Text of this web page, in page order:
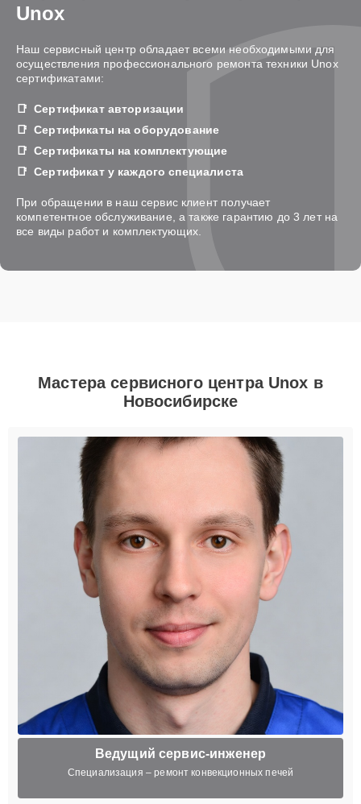
Unox
Наш сервисный центр обладает всеми необходимыми для
осуществления профессионального ремонта техники Unox
сертификатами:
Сертификат авторизации
Сертификаты на оборудование
Сертификаты на комплектующие
Сертификат у каждого специалиста
При обращении в наш сервис клиент получает
компетентное обслуживание, а также гарантию до 3 лет на
все виды работ и комплектующих.
Мастера сервисного центра Unox в
Новосибирске
Ведущий сервис-инженер
Специализация – ремонт конвекционных печей